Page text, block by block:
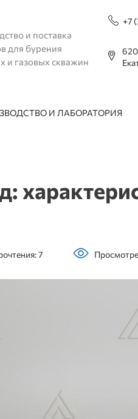
и поставка
для бурения
и газовых скважин
+7
И ЛАБОРАТОРИЯ
7